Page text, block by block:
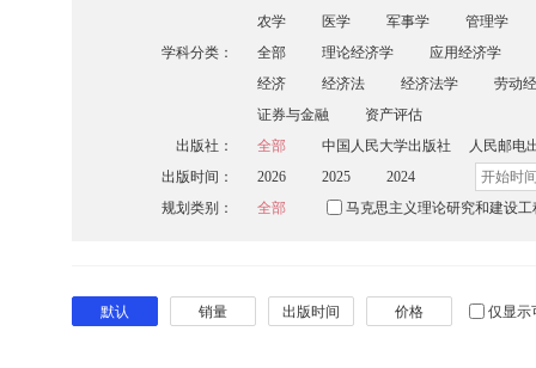
农学
医学 军事学
管理学
学科分类：
全部 理论经济学
应用经济学
经济
经济法 经济法学
劳动
证券与金融
资产评估
出版社：
全部 中国人民大学出版社
人民邮电
出版时间：
2026 2025
2024
规划类别：
全部 马克思主义理论研究和建设
默认 销量 出版时间 价格 仅显示